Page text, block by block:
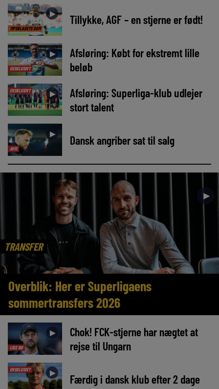
TIPSBLADETS DOM
► Tillykke, AGF – en stjerne er født!
EKSKLUSIVT
►
Afsløring: Købt for ekstremt lille
beløb
EKSKLUSIVT ►
Afsløring: Superliga-klub udlejer
stort talent
AVIS
► Dansk angriber sat til salg
TRANSFER
►
Overblik: Her er Superligaens
sommertransfers 2026
LIGE NU
►
Chok! FCK-stjerne har nægtet at
rejse til Ungarn
EKSKLUSIVT ► Færdig i dansk klub efter 2 dage